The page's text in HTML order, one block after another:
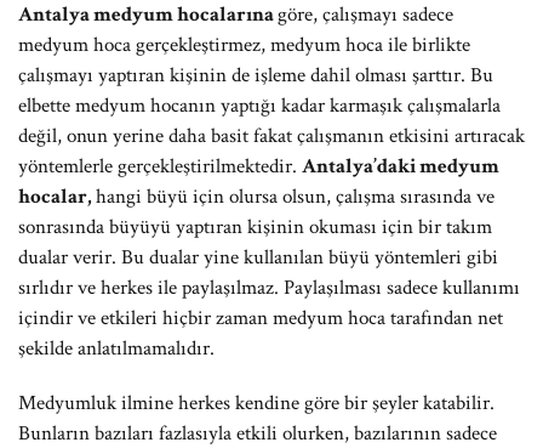
Antalya medyum hocalarınagöre, çalışmayı sadece
medyum hoca gerçekleştirmez, medyum hoca ile birlikte
çalışmayı yaptıran kişinin de işleme dahil olması şarttır. Bu
elbette medyum hocanın yaptığı kadar karmaşık çalışmalarla
değil, onun yerine daha basit fakat çalışmanın etkisini artıracak
yöntemlerle gerçekleştirilmektedir. Antalya’daki medyum
hocalar,hangi büyü için olursa olsun, çalışma sırasında ve
sonrasında büyüyü yaptıran kişinin okuması için bir takım
dualar verir. Bu dualar yine kullanılan büyü yöntemleri gibi
sırlıdır ve herkes ile paylaşılmaz. Paylaşılması sadece kullanımı
içindir ve etkileri hiçbir zaman medyum hoca tarafından net
şekilde anlatılmamalıdır.
Medyumluk ilmine herkes kendine göre bir şeyler katabilir.
Bunların bazıları fazlasıyla etkili olurken, bazılarının sadece